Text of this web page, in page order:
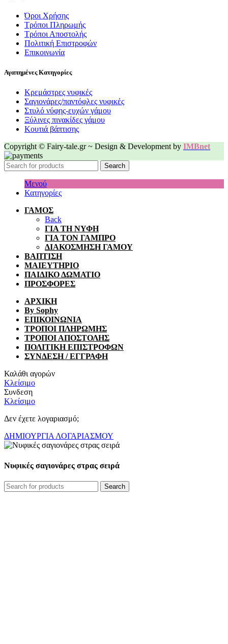
Όροι Χρήσης
Τρόποι Πληρωμής
Τρόποι Αποστολής
Πολιτική Επιστροφών
Επικοινωνία
Αγαπημένες Κατηγορίες
Κρεμάστρες νυφικές
Σαγιονάρες/παντόφλες νυφικές
Στυλό νύφης-ευχών γάμου
Ξύλινες πινακίδες γάμου
Κουτιά βάπτισης
Copyright © Fairy-tale.gr ~ Design & Development by IMBnet
Search
Μενού
Κατηγορίες
ΓΑΜΟΣ
Back
ΓΙΑ ΤΗ ΝΥΦΗ
ΓΙΑ ΤΟΝ ΓΑΜΠΡΟ
ΔΙΑΚΟΣΜΗΣΗ ΓΑΜΟΥ
ΒΑΠΤΙΣΗ
ΜΑΙΕΥΤΗΡΙΟ
ΠΑΙΔΙΚΟ ΔΩΜΑΤΙΟ
ΠΡΟΣΦΟΡΕΣ
ΑΡΧΙΚΗ
By Sophy
ΕΠΙΚΟΙΝΩΝΙΑ
ΤΡΟΠΟΙ ΠΛΗΡΩΜΗΣ
ΤΡΟΠΟΙ ΑΠΟΣΤΟΛΗΣ
ΠΟΛΙΤΙΚΗ ΕΠΙΣΤΡΟΦΩΝ
ΣΥΝΔΕΣΗ / ΕΓΓΡΑΦΗ
Καλάθι αγορών
Κλείσιμο
Συνδεση
Κλείσιμο
Δεν έχετε λογαριασμό;
ΔΗΜΙΟΥΡΓΙΑ ΛΟΓΑΡΙΑΣΜΟΥ
Νυφικές σαγιονάρες στρας σειρά
Search